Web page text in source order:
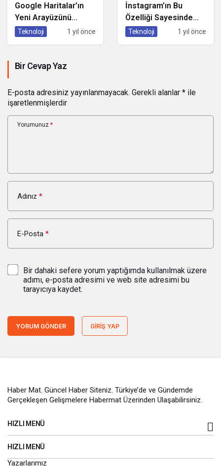
Google Haritalar’ın
Yeni Arayüzünü
Bilmeyenler Trafikte
Teknoloji 1 yıl önce
İnstagram’ın Bu
Özelliği Sayesinde
Artık Ses Kaydını
Teknoloji 1 yıl önce
Bir Cevap Yaz
E-posta adresiniz yayınlanmayacak. Gerekli alanlar * ile
işaretlenmişlerdir
Yorumunuz *
Adınız *
E-Posta *
Bir dahaki sefere yorum yaptığımda kullanılmak üzere
adımı, e-posta adresimi ve web site adresimi bu
tarayıcıya kaydet.
YORUM GÖNDER GIRIŞ YAP
Haber Mat. Güncel Haber Siteniz. Türkiye’de ve Gündemde
Gerçekleşen Gelişmelere Habermat Üzerinden Ulaşabilirsiniz.
HIZLI MENÜ
HIZLI MENÜ
Yazarlarımız